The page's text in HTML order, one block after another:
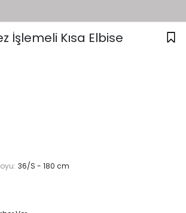
İşlemeli Kısa Elbise
36/S - 180 cm